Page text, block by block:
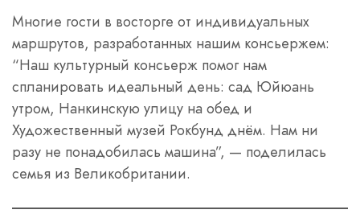
Многие гости в восторге от индивидуальных
маршрутов, разработанных нашим консьержем:
“Наш культурный консьерж помог нам
спланировать идеальный день: сад Юйюань
утром, Нанкинскую улицу на обед и
Художественный музей Рокбунд днём. Нам ни
разу не понадобилась машина”, — поделилась
семья из Великобритании.